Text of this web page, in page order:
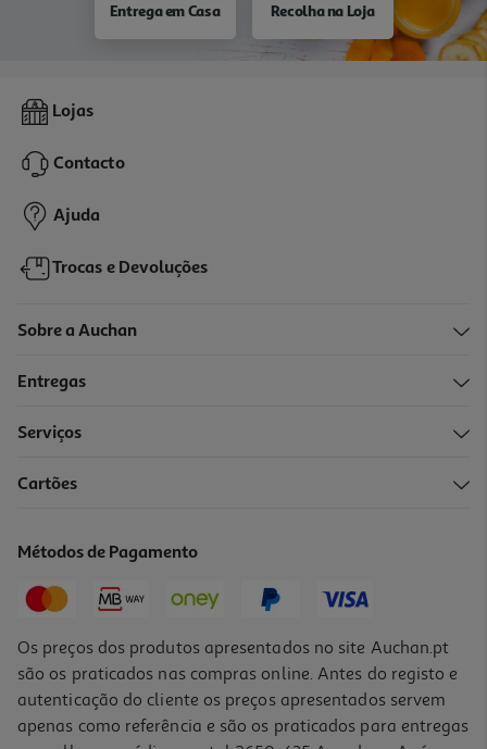
Entrega em Casa Recolha na Loja
Lojas
Contacto
Ajuda
Trocas e Devoluções
Sobre a Auchan
Entregas
Serviços
Cartões
Métodos de Pagamento
Os preços dos produtos apresentados no site Auchan.pt
são os praticados nas compras online. Antes do registo e
autenticação do cliente os preços apresentados servem
apenas como referência e são os praticados para entregas